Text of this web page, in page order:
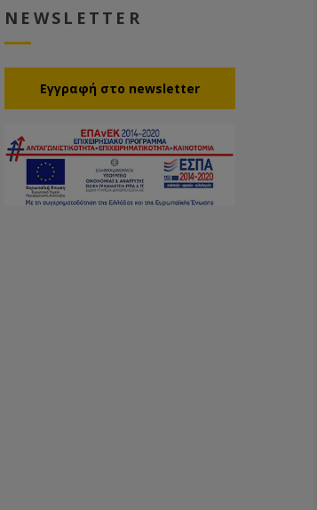
NEWSLETTER
Eγγραφή στο newsletter